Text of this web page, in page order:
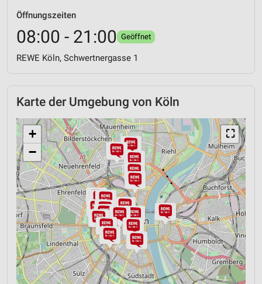
Öffnungszeiten
08:00 - 21:00 Geöffnet
REWE Köln, Schwertnergasse 1
Karte der Umgebung von Köln
⛶
+
−